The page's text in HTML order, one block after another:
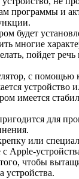
программы и
будет
многие
пойдет
с помощью
устройство
имеется
для
или
с Apple-
чтобы
устройства.